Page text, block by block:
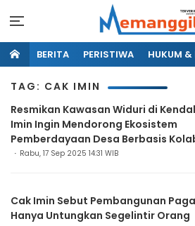
BERITA PERISTIWA HUKUM &
TAG: CAK IMIN
Resmikan Kawasan Widuri di
Imin Ingin Mendorong Ekosistem
Pemberdayaan Desa Berbasis
Rabu, 17 Sep 2025 14:31 WIB
Cak Imin Sebut Pembangunan
Hanya Untungkan Segelintir Orang